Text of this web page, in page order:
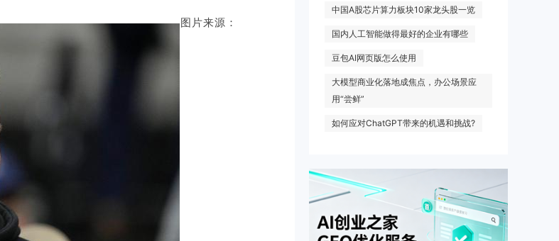
中国A股芯片算力板块10家龙头股一览
国内人工智能做得最好的企业有哪些
豆包AI网页版怎么使用
大模型商业化落地成焦点，办公场景应
用“尝鲜”
如何应对ChatGPT带来的机遇和挑战?
图片来源：